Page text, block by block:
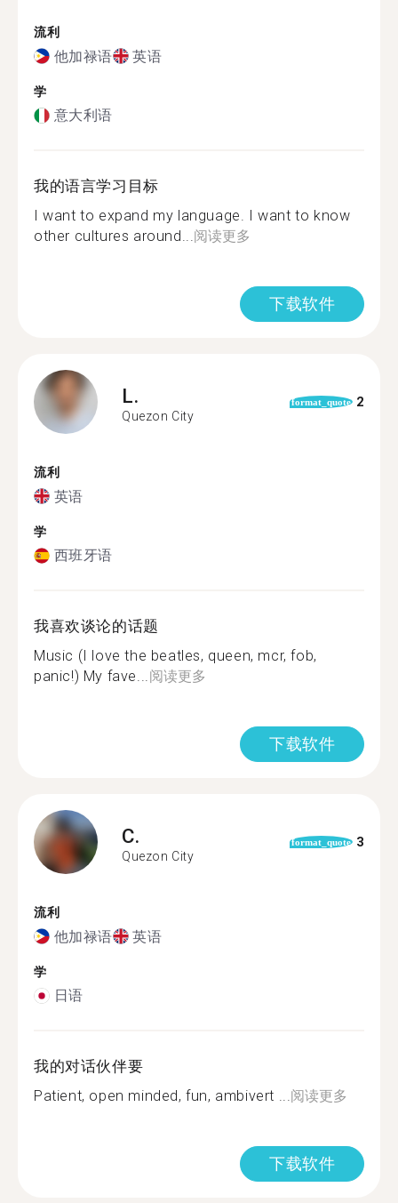
流利
他加禄语 英语
学
意大利语
我的语言学习目标
I want to expand my language. I want to know
other cultures around...阅读更多
下载软件
L.
Quezon City
format_quote 2
流利
英语
学
西班牙语
我喜欢谈论的话题
Music (I love the beatles, queen, mcr, fob,
panic!) My fave...阅读更多
下载软件
C.
Quezon City
format_quote 3
流利
他加禄语 英语
学
日语
我的对话伙伴要
Patient, open minded, fun, ambivert ️...阅读更多
下载软件